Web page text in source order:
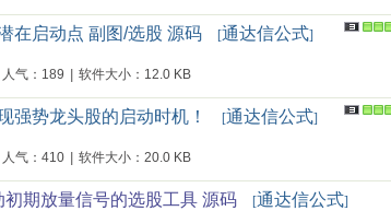
在启动点 副图/选股 源码 [通达信公式]
人气：189 软件大小：12.0 KB
势龙头股的启动时机！ [通达信公式]
人气：410 软件大小：20.0 KB
期放量信号的选股工具 源码 [通达信公式]